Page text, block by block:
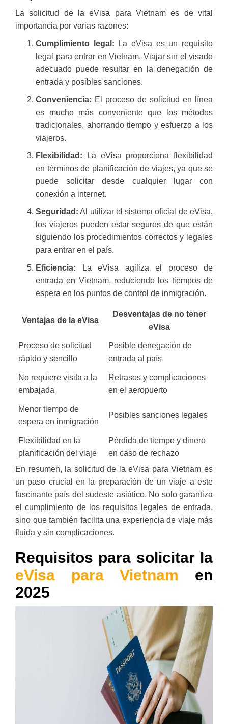
La solicitud de la eVisa para Vietnam es de vital
importancia por varias razones:
Cumplimiento legal: La eVisa es un requisito
legal para entrar en Vietnam. Viajar sin el visado
adecuado puede resultar en la denegación de
entrada y posibles sanciones.
Conveniencia: El proceso de solicitud en línea
es mucho más conveniente que los métodos
tradicionales, ahorrando tiempo y esfuerzo a los
viajeros.
Flexibilidad: La eVisa proporciona flexibilidad
en términos de planificación de viajes, ya que se
puede solicitar desde cualquier lugar con
conexión a internet.
Seguridad: Al utilizar el sistema oficial de eVisa,
los viajeros pueden estar seguros de que están
siguiendo los procedimientos correctos y legales
para entrar en el país.
Eficiencia: La eVisa agiliza el proceso de
entrada en Vietnam, reduciendo los tiempos de
espera en los puntos de control de inmigración.
Ventajas de la eVisa
Desventajas de no tener
eVisa
Proceso de solicitud
rápido y sencillo
Posible denegación de
entrada al país
No requiere visita a la
embajada
Retrasos y complicaciones
en el aeropuerto
Menor tiempo de
espera en inmigración
Posibles sanciones legales
Flexibilidad en la
planificación del viaje
Pérdida de tiempo y dinero
en caso de rechazo
En resumen, la solicitud de la eVisa para Vietnam es
un paso crucial en la preparación de un viaje a este
fascinante país del sudeste asiático. No solo garantiza
el cumplimiento de los requisitos legales de entrada,
sino que también facilita una experiencia de viaje más
fluida y sin complicaciones.
Requisitos para solicitar la
eVisa para Vietnam en
2025